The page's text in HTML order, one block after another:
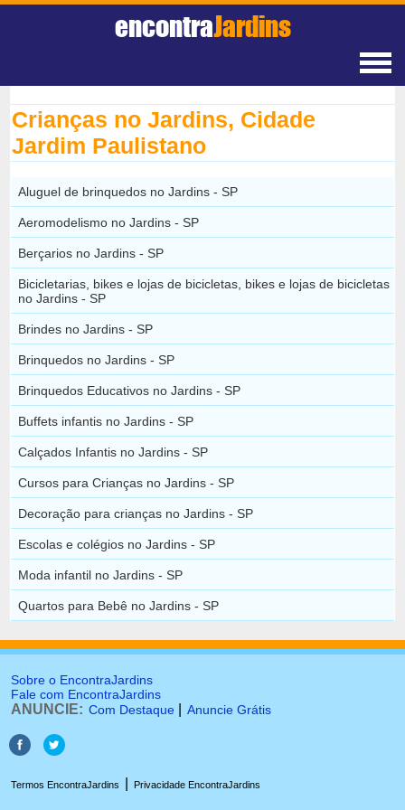
encontraJardins
Crianças no Jardins, Cidade
Jardim Paulistano
Aluguel de brinquedos no Jardins - SP
Aeromodelismo no Jardins - SP
Berçarios no Jardins - SP
Bicicletarias, bikes e lojas de bicicletas, bikes e lojas de bicicletas
no Jardins - SP
Brindes no Jardins - SP
Brinquedos no Jardins - SP
Brinquedos Educativos no Jardins - SP
Buffets infantis no Jardins - SP
Calçados Infantis no Jardins - SP
Cursos para Crianças no Jardins - SP
Decoração para crianças no Jardins - SP
Escolas e colégios no Jardins - SP
Moda infantil no Jardins - SP
Quartos para Bebê no Jardins - SP
Sobre o EncontraJardins
Fale com EncontraJardins
ANUNCIE: Com Destaque Anuncie Grátis
Termos EncontraJardins Privacidade EncontraJardins